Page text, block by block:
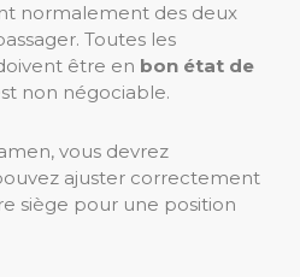
normalement des deux
Toutes les
être en bon état de
non négociable.
vous devrez
ajuster correctement
siège pour une position